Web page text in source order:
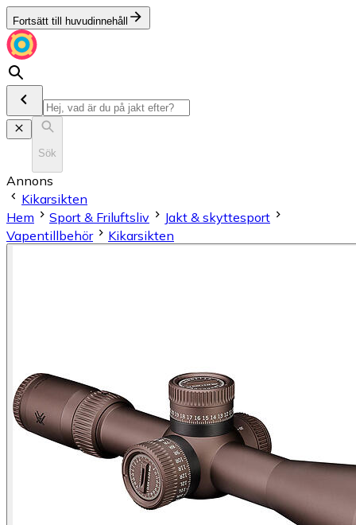
Fortsätt till huvudinnehåll
Sök
Annons
Kikarsikten
Hem
Sport & Friluftsliv
Jakt & skyttesport
Vapentillbehör
Kikarsikten